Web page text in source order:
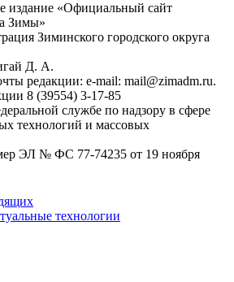
издание «Официальный сайт
Зимы»
Зиминского городского округа
Д. А.
редакции: e-mail: mail@zimadm.ru.
8 (39554) 3-17-85
службе по надзору в сфере
технологий и массовых
ЭЛ № ФС 77-74235 от 19 ноября
технологии